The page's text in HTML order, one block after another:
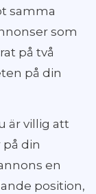
samma
som
på två
på din
är villig att
din
en
position,